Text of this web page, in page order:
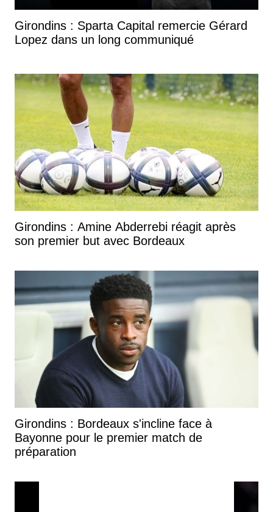
Girondins : Sparta Capital remercie Gérard
Lopez dans un long communiqué
Girondins : Amine Abderrebi réagit après
son premier but avec Bordeaux
Girondins : Bordeaux s'incline face à
Bayonne pour le premier match de
préparation